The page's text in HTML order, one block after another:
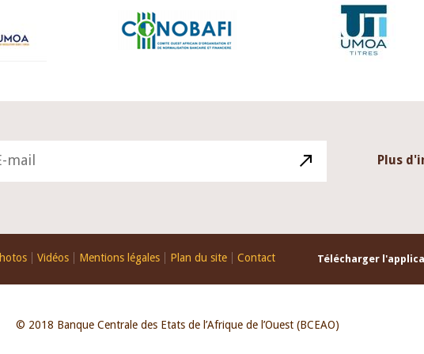
Plus
Vidéos Mentions légales Plan du site Contact Télécharger
© 2018 Banque Centrale des Etats de l’Afrique de l’Ouest (BCEAO)